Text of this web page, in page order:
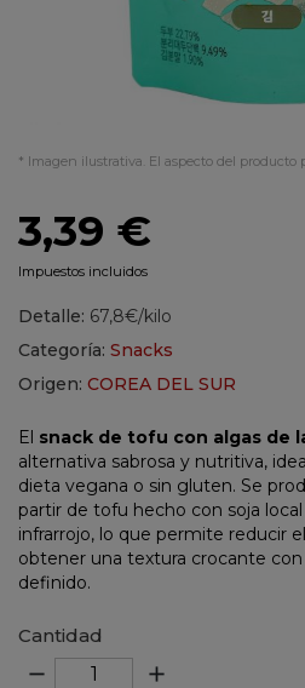
* Imagen ilustrativa. El aspecto del producto
3,39 €
Impuestos incluidos
Detalle: 67,8€/kilo
Categoría: Snacks
Origen: COREA DEL SUR
El snack de tofu con algas de
alternativa sabrosa y nutritiva,
dieta vegana o sin gluten. Se
partir de tofu hecho con soja
infrarrojo, lo que permite reducir
obtener una textura crocante
definido.
Cantidad
remove add